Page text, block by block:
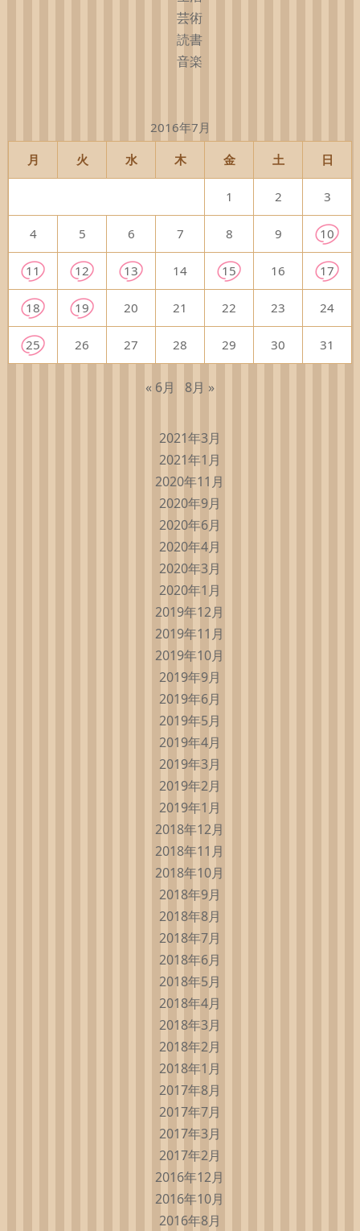
芸術
読書
音楽
2016年7月
月 火 水 木 金 土 日
1 2 3
4 5 6 7 8 9 10
11 12 13 14 15 16 17
18 19 20 21 22 23 24
25 26 27 28 29 30 31
« 6月 8月 »
2021年3月
2021年1月
2020年11月
2020年9月
2020年6月
2020年4月
2020年3月
2020年1月
2019年12月
2019年11月
2019年10月
2019年9月
2019年6月
2019年5月
2019年4月
2019年3月
2019年2月
2019年1月
2018年12月
2018年11月
2018年10月
2018年9月
2018年8月
2018年7月
2018年6月
2018年5月
2018年4月
2018年3月
2018年2月
2018年1月
2017年8月
2017年7月
2017年3月
2017年2月
2016年12月
2016年10月
2016年8月